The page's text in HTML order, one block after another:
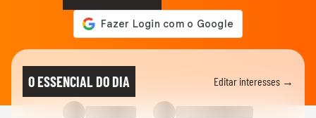
O ESSENCIAL DO DIA Editar interesses →